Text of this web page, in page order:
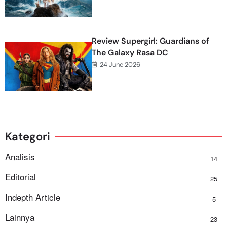
Review Supergirl: Guardians of
The Galaxy Rasa DC
24 June 2026
Kategori
Analisis 14
Editorial 25
Indepth Article 5
Lainnya 23